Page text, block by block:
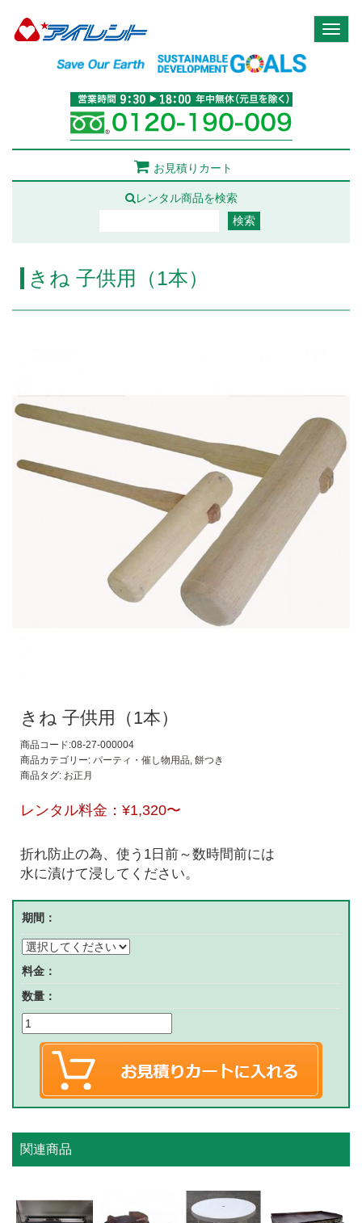
お見積りカート
レンタル商品を検索
きね 子供用（1本）
きね 子供用（1本）
商品コード:08-27-000004
商品カテゴリー: パーティ・催し物用品 餅つき
商品タグ: お正月
レンタル料金： ¥1,320〜
折れ防止の為、使う1日前～数時間前には
水に漬けて浸してください。
期間：
料金：
数量：
関連商品